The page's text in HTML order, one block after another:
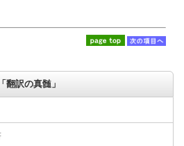
「翻訳の真髄」